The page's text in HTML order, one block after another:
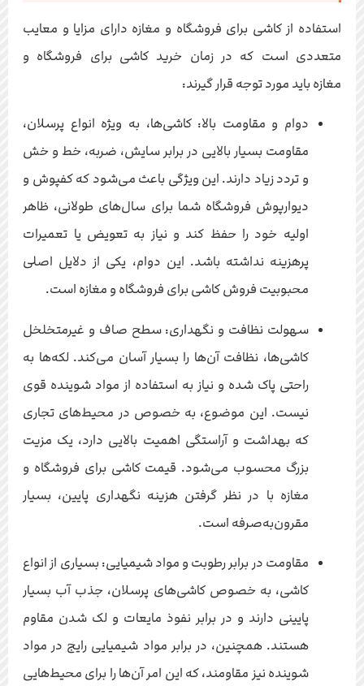
استفاده از کاشی برای فروشگاه و مغازه دارای مزایا و معایب
متعددی است که در زمان خرید کاشی برای فروشگاه و
مغازه باید مورد توجه قرار گیرند:
دوام و مقاومت بالا: کاشی‌ها، به ویژه انواع پرسلان،
مقاومت بسیار بالایی در برابر سایش، ضربه، خط و خش
و تردد زیاد دارند. این ویژگی باعث می‌شود که کفپوش و
دیوارپوش فروشگاه شما برای سال‌های طولانی، ظاهر
اولیه خود را حفظ کند و نیاز به تعویض یا تعمیرات
پرهزینه نداشته باشد. این دوام، یکی از دلایل اصلی
محبوبیت فروش کاشی برای فروشگاه و مغازه است.
سهولت نظافت و نگهداری: سطح صاف و غیرمتخلخل
کاشی‌ها، نظافت آن‌ها را بسیار آسان می‌کند. لکه‌ها به
راحتی پاک شده و نیاز به استفاده از مواد شوینده قوی
نیست. این موضوع، به خصوص در محیط‌های تجاری
که بهداشت و آراستگی اهمیت بالایی دارد، یک مزیت
بزرگ محسوب می‌شود. قیمت کاشی برای فروشگاه و
مغازه با در نظر گرفتن هزینه نگهداری پایین، بسیار
مقرون‌به‌صرفه است.
مقاومت در برابر رطوبت و مواد شیمیایی: بسیاری از انواع
کاشی، به خصوص کاشی‌های پرسلان، جذب آب بسیار
پایینی دارند و در برابر نفوذ مایعات و لک شدن مقاوم
هستند. همچنین، در برابر مواد شیمیایی رایج در مواد
شوینده نیز مقاومند، که این امر آن‌ها را برای محیط‌هایی